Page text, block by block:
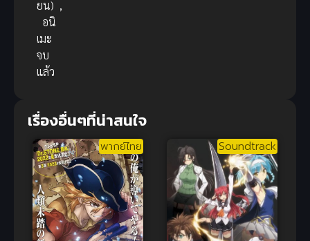
ยน) ,
อนิ
เมะ
จบ
แล้ว
เรื่องอื่นๆที่น่าสนใจ
พากย์ไทย Soundtrack